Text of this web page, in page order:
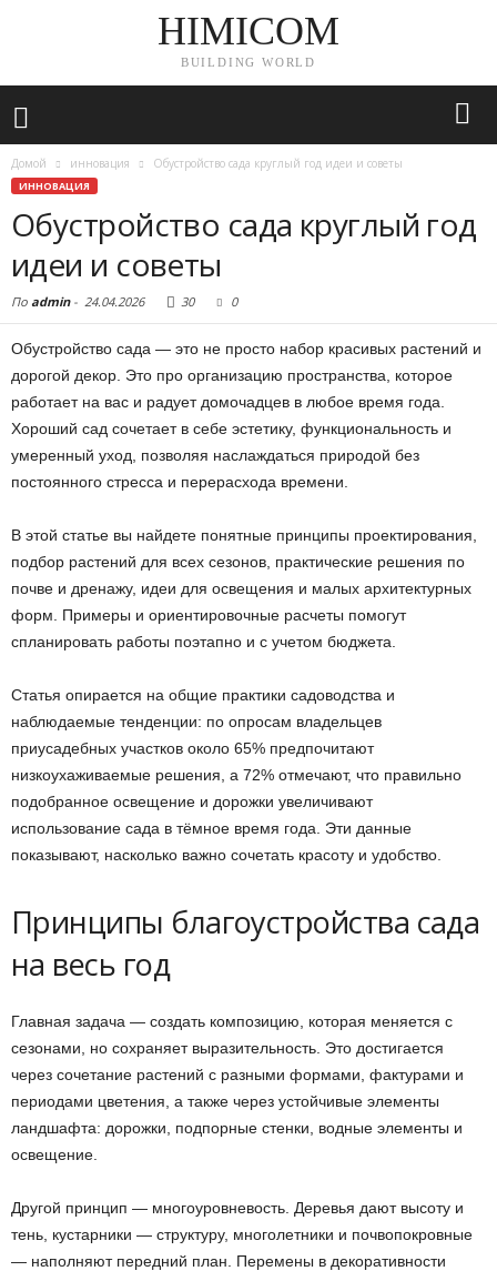
HIMICOM
BUILDING WORLD
Домой инновация Обустройство сада круглый год идеи и советы
ИННОВАЦИЯ
Обустройство сада круглый год
идеи и советы
По admin- 24.04.2026 30 0
Обустройство сада — это не просто набор красивых растений и
дорогой декор. Это про организацию пространства, которое
работает на вас и радует домочадцев в любое время года.
Хороший сад сочетает в себе эстетику, функциональность и
умеренный уход, позволяя наслаждаться природой без
постоянного стресса и перерасхода времени.
В этой статье вы найдете понятные принципы проектирования,
подбор растений для всех сезонов, практические решения по
почве и дренажу, идеи для освещения и малых архитектурных
форм. Примеры и ориентировочные расчеты помогут
спланировать работы поэтапно и с учетом бюджета.
Статья опирается на общие практики садоводства и
наблюдаемые тенденции: по опросам владельцев
приусадебных участков около 65% предпочитают
низкоухаживаемые решения, а 72% отмечают, что правильно
подобранное освещение и дорожки увеличивают
использование сада в тёмное время года. Эти данные
показывают, насколько важно сочетать красоту и удобство.
Принципы благоустройства сада
на весь год
Главная задача — создать композицию, которая меняется с
сезонами, но сохраняет выразительность. Это достигается
через сочетание растений с разными формами, фактурами и
периодами цветения, а также через устойчивые элементы
ландшафта: дорожки, подпорные стенки, водные элементы и
освещение.
Другой принцип — многоуровневость. Деревья дают высоту и
тень, кустарники — структуру, многолетники и почвопокровные
— наполняют передний план. Перемены в декоративности